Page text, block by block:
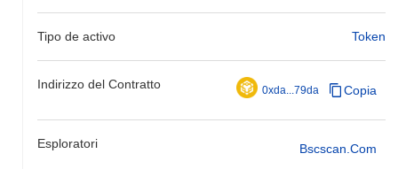
Tipo de activo Token
Indirizzo del Contratto 0xda...79da Copia
Esploratori Bscscan.com